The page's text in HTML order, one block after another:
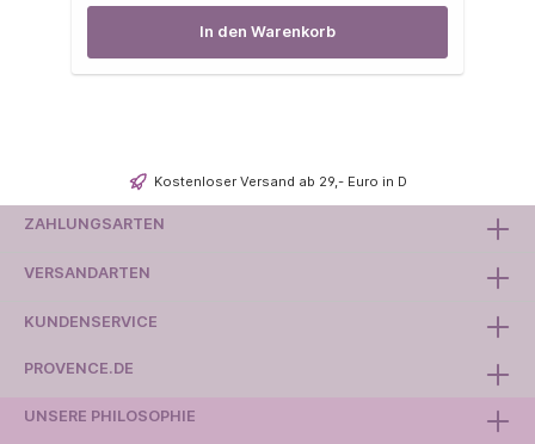
In den Warenkorb
Kostenloser Versand ab 29,- Euro in D
KUNDENSERVICE
PROVENCE.DE
ZAHLUNGSARTEN
VERSANDARTEN
UNSERE PHILOSOPHIE